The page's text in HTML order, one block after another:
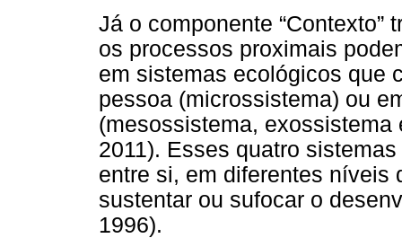
Já o componente
os processos proximais
em sistemas ecológicos que
pessoa (microssistema) ou
(mesossistema, exossistema
2011). Esses quatro
entre si, em diferentes níveis
sustentar ou sufocar o
1996).